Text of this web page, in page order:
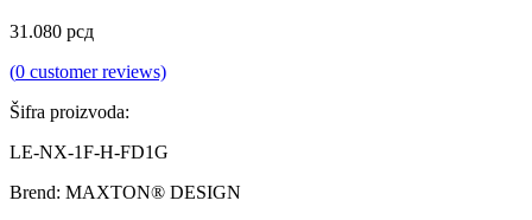
31.080 рсд
(0 customer reviews)
Šifra proizvoda:
LE-NX-1F-H-FD1G
Brend: MAXTON® DESIGN